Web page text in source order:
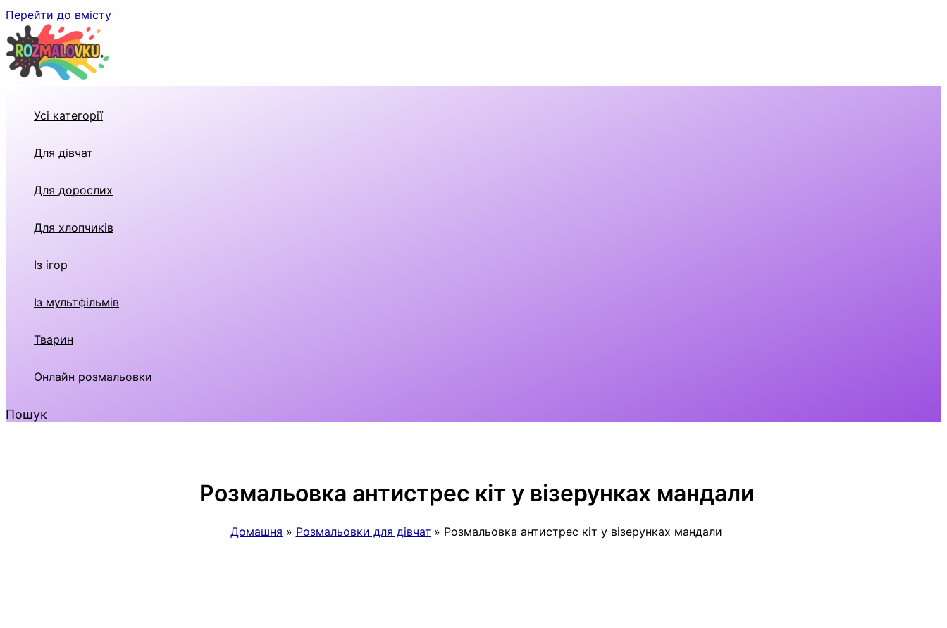
Перейти до вмісту
Усі категорії
Для дівчат
Для дорослих
Для хлопчиків
Із ігор
Із мультфільмів
Тварин
Онлайн розмальовки
Пошук
Розмальовка антистрес кіт у візерунках мандали
Домашня Розмальовки для дівчат Розмальовка антистрес кіт у візерунках мандали